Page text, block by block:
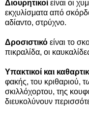
Διουρητικοί είναι οι
εκχυλίσματα από
αδίαντο, στρύχνο.
Δροσιστικό είναι το
πικραλίδα, οι
Υπακτικοί και
φακής, του κριθαριού,
σκιλλόχορτου, της
διευκολύνουν